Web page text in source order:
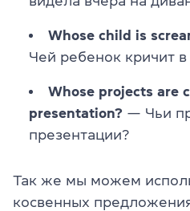
Whose child is
Чей ребенок кричит в
Whose projects are
presentation? — Чьи
презентации?
Так же мы можем
косвенных